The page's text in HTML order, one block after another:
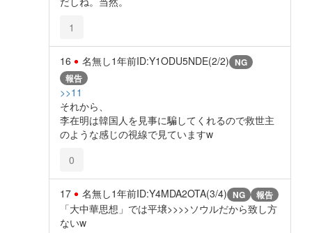
1
16 名無し1年前ID:Y1ODU5NDE(2/2) NG
報告
>>11
それから、
李在明は韓国人を見事に騙してくれるので救世主
のような感じの視線で見ていますw
0
17 名無し1年前ID:Y4MDA2OTA(3/4) NG 報告
「大中華思想」では平壌>>>>ソウルだから致し方
ないw